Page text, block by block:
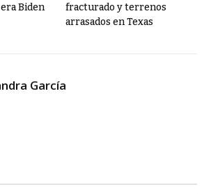
Biden
fracturado y terrenos
arrasados ​​en Texas
García